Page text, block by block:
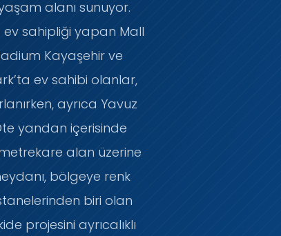
alanı sunuyor.
sahipliği yapan Mall
Kayaşehir ve
ev sahibi olanlar,
ayrıca Yavuz
yandan içerisinde
alan üzerine
bölgeye renk
biri olan
projesini ayrıcalıklı